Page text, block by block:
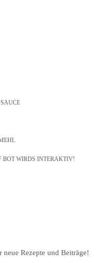
BOT WIRDS INTERAKTIV!
Rezepte und Beiträge!